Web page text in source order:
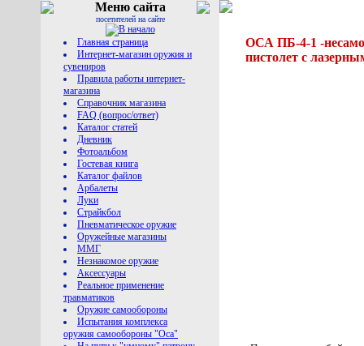
Меню сайта
посетителей на сайте
Главная страница
Интернет-магазин оружия и
сувениров
Правила работы интернет-
магазина
Справочник магазина
FAQ (вопрос/ответ)
Каталог статей
Дневник
Фотоальбом
Гостевая книга
Каталог файлов
Арбалеты
Луки
Страйкбол
Пневматическое оружие
Оружейные магазины
ММГ
Незнакомое оружие
Аксессуары
Реальное применение
травматиков
Оружие самообороны
Испытания комплекса
оружия самообороны "Оса"
ОСА ПБ-4-1 -
пистолет с